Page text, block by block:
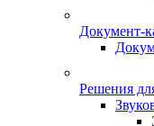
Документ-
Решения